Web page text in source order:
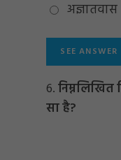
अज्ञातवास
6.
सा है?